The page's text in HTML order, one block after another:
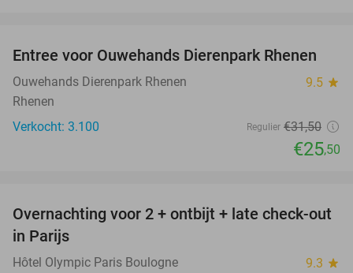
19%
Entree voor Ouwehands Dierenpark Rhenen
Ouwehands Dierenpark Rhenen 9.5 star
Rhenen
Verkocht: 3.100
Regulier €31,50
€25,50
62%
Overnachting voor 2 + ontbijt + late check-out
in Parijs
Hôtel Olympic Paris Boulogne 9.3 star